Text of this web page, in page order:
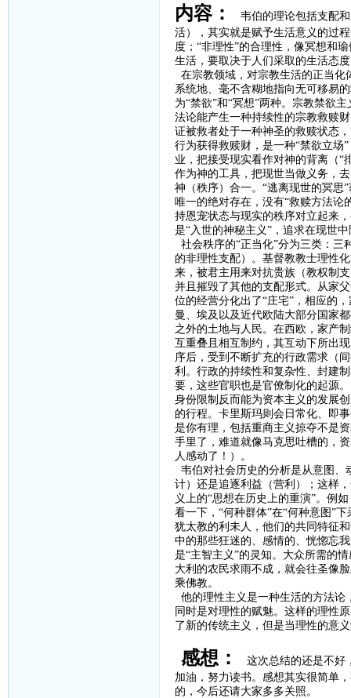
内容：
韦伯的理论包括支配
活），其实就是赋予生活意义的过
度；“非理性”的合理性，像冥想和
生活，要取决于人们采取的生活态
在宗教领域，对宗教生活的正当化
系统地、毫不含糊地指向无可移易
为“禁欲”和“冥想”两种。宗教禁欲
法论能产生一种持续性的宗教救赎
证被救者处于一种神圣的救赎状态，
行为获得救赎财，是一种“禁欲立场
业，把接受现实看作对神的背离（“
作为神的工具，把现世当做义务，
神（秩序）合一。“逃离现世的冥思
唯一的绝对存在，没有“救赎方法论
持恩宠状态与现实的秩序对立起来
是“入世的神秘主义”，追求在现世
社会秩序的“正当化”分为三类：三
的非理性支配）。基督教教士理性
来，被君主用来对抗贵族（教权制
并且摧毁了其他的支配形式。从家
位的经营分化出了“庄宅”，相应的
曼、埃及以及近代欧陆大部分国家
之外的土地与人民。在西欧，家产
互重叠且相互制约，其互动下所出
序后，受到不断扩充的行政需求（
利。行政的持续性和复杂性、封建
要，这些官职也是官僚制化的起源
身份限制反而能为资本主义的发展
的行程。卡里斯玛则会日常化、即
是你有理，包括重商主义掠夺不是
手里了，难道就像马克思吐槽的，
人感动了！）。
韦伯对社会历史的分析是从意图、
计）还是追逐利益（营利）；这样
义上的“思想在历史上的重演”。例
看一下，“何种群体”在“何种意图”
犹太教的利未人，他们的共同特征
中的那些狂迷的、感情的、恍惚忘
是“主智主义”的灵知。大众所需的
大利的农民求雨不成，就会往圣像
乘佛教。
他的理性主义是一种生活的方法论
同时是对理性的赋魅。这样的理性
了新的传统主义，但是当理性的意
感想：
这次总结的还是不好
加油，努力读书。感想其实很简单
的，今后还请大家多多关照。